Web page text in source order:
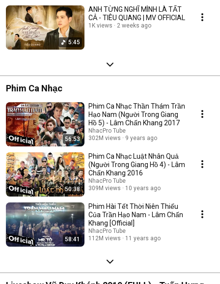
5:45
ANH TỪNG NGHĨ MÌNH LÀ TẤT
CẢ - TIÊU QUANG | MV OFFICIAL
1K views 2 weeks ago
Phim Ca Nhạc
56:53
Phim Ca Nhạc Thần Thám Trần
Hạo Nam (Người Trong Giang
Hồ 5) - Lâm Chấn Khang 2017
NhacPro Tube
302M views
9 years ago
50:38
Phim Ca Nhạc Luật Nhân Quả
(Người Trong Giang Hồ 4) - Lâm
Chấn Khang 2016
NhacPro Tube
309M views
10 years ago
58:41
Phim Hài Tết Thời Niên Thiếu
Của Trần Hạo Nam - Lâm Chấn
Khang [Official]
NhacPro Tube
112M views
11 years ago